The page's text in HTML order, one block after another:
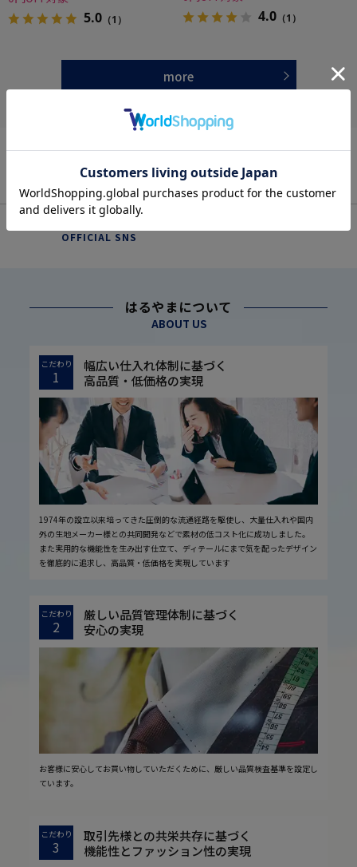
5.0 （1） 4.0 （1）
more
OFFICIAL SNS
はるやまについて
ABOUT US
こだわり
1
幅広い仕入れ体制に基づく
高品質・低価格の実現
1974年の設立以来培ってきた圧倒的な流通経路を駆使し、大量仕入れや国内
外の生地メーカー様との共同開発などで素材の低コスト化に成功しました。
また実用的な機能性を生み出す仕立て、ディテールにまで気を配ったデザイン
を徹底的に追求し、高品質・低価格を実現しています
こだわり
2
厳しい品質管理体制に基づく
安心の実現
お客様に安心してお買い物していただくために、厳しい品質検査基準を設定し
ています。
こだわり
3
取引先様との共栄共存に基づく
機能性とファッション性の実現